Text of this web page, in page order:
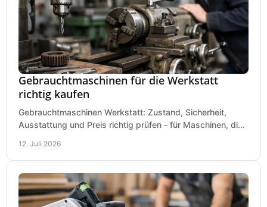
Gebrauchtmaschinen für die Werkstatt
richtig kaufen
Gebrauchtmaschinen Werkstatt: Zustand, Sicherheit,
Ausstattung und Preis richtig prüfen - für Maschinen, die
12. Juli 2026